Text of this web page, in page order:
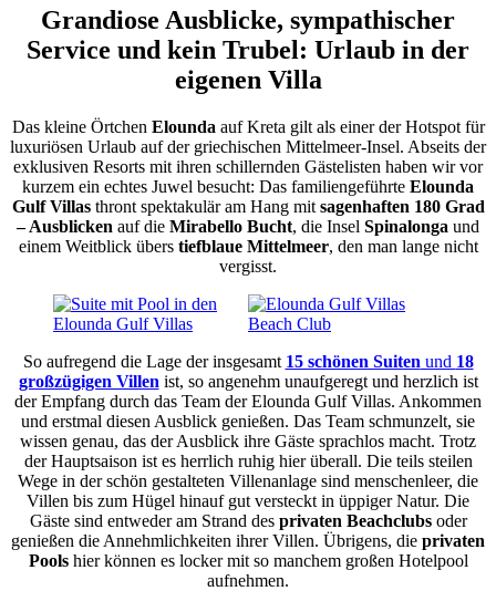
Grandiose Ausblicke, sympathischer
Service und kein Trubel: Urlaub in der
eigenen Villa
Das kleine Örtchen Elounda auf Kreta gilt als einer der Hotspot für
luxuriösen Urlaub auf der griechischen Mittelmeer-Insel. Abseits der
exklusiven Resorts mit ihren schillernden Gästelisten haben wir vor
kurzem ein echtes Juwel besucht: Das familiengeführte Elounda
Gulf Villasthront spektakulär am Hang mit sagenhaften 180 Grad
– Ausblicken auf die Mirabello Bucht, die Insel Spinalonga und
einem Weitblick übers tiefblaue Mittelmeer, den man lange nicht
vergisst.
So aufregend die Lage der insgesamt 15 schönen Suiten und 18
großzügigen Villen ist, so angenehm unaufgeregt und herzlich ist
der Empfang durch das Team der Elounda Gulf Villas. Ankommen
und erstmal diesen Ausblick genießen. Das Team schmunzelt, sie
wissen genau, das der Ausblick ihre Gäste sprachlos macht. Trotz
der Hauptsaison ist es herrlich ruhig hier überall. Die teils steilen
Wege in der schön gestalteten Villenanlage sind menschenleer, die
Villen bis zum Hügel hinauf gut versteckt in üppiger Natur. Die
Gäste sind entweder am Strand des privaten Beachclubsoder
genießen die Annehmlichkeiten ihrer Villen. Übrigens, die privaten
Poolshier können es locker mit so manchem großen Hotelpool
aufnehmen.